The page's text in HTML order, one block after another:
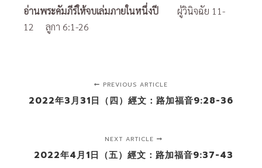
อ่านพระคัมภีร์ให้จบเล่มภายในหนึ่งปี ผู้วินิจฉัย 11-
12 ลูกา 6:1-26
PREVIOUS ARTICLE
2022年3月31日（四）經文：路加福音9:28-36
NEXT ARTICLE
2022年4月1日（五）經文：路加福音9:37-43